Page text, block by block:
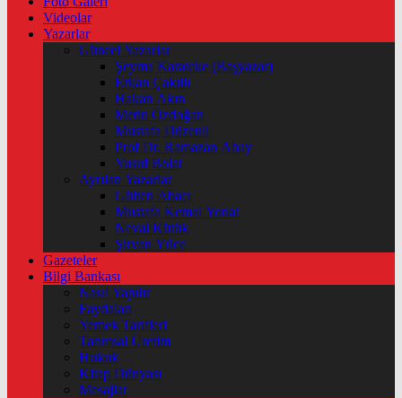
Videolar
Yazarlar
Güncel Yazarlar
Şeyma Karateke (Başyazar)
Erkan Çakıllı
Hakan Akın
Metin Özdoğan
Mustafa Düzenli
Prof Dr. Ramazan Abay
Yusuf Bolat
Ayrılan Yazarlar
Gülten Abacı
Mustafa Kemal Yonat
Neval Kütük
Şirvan Yüce
Gazeteler
Bilgi Bankası
Nasıl Yapılır
Faydaları
Yemek Tarifleri
Tarımsal Üretim
Hukuk
Kitap Dünyası
Mesajlar